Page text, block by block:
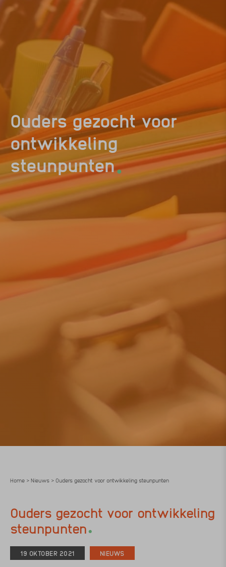
Ouders gezocht voor
ontwikkeling
steunpunten.
Home > Nieuws > Ouders gezocht voor ontwikkeling steunpunten
Ouders gezocht voor ontwikkeling
steunpunten.
19 OKTOBER 2021 NIEUWS